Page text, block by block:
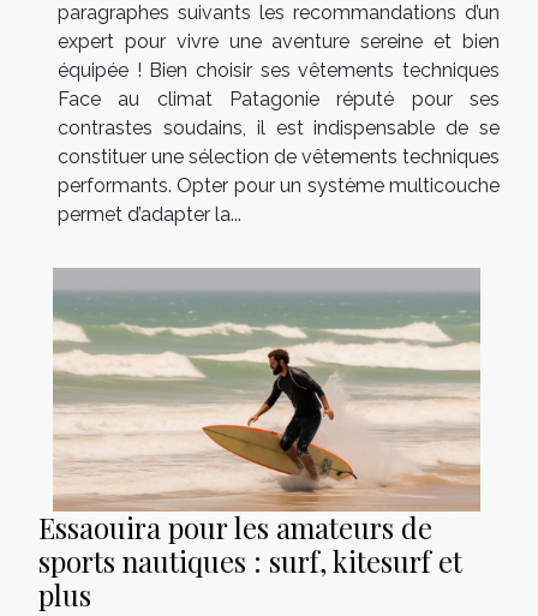
paragraphes suivants les recommandations d’un
expert pour vivre une aventure sereine et bien
équipée ! Bien choisir ses vêtements techniques
Face au climat Patagonie réputé pour ses
contrastes soudains, il est indispensable de se
constituer une sélection de vêtements techniques
performants. Opter pour un système multicouche
permet d’adapter la...
Essaouira pour les amateurs de
sports nautiques : surf, kitesurf et
plus